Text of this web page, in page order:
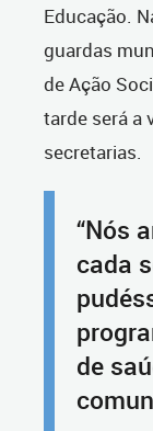
Educação.
guardas
de Ação
tarde será a
secretarias.
“Nós
cada
de